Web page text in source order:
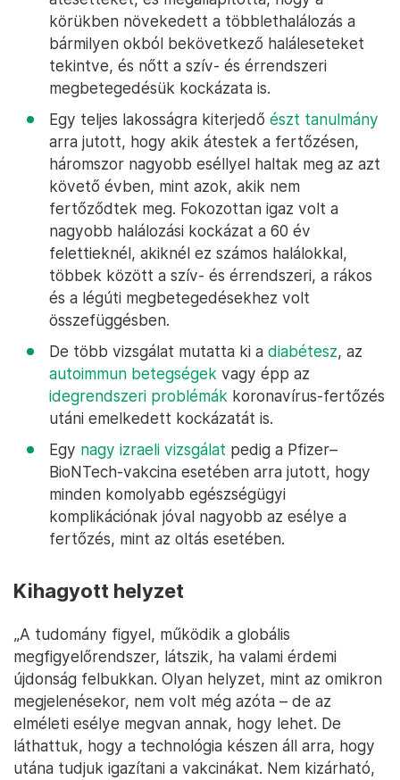
körükben növekedett a többlethalálozás a
bármilyen okból bekövetkező haláleseteket
tekintve, és nőtt a szív- és érrendszeri
megbetegedésük kockázata is.
Egy teljes lakosságra kiterjedő észt tanulmány
arra jutott, hogy akik átestek a fertőzésen,
háromszor nagyobb eséllyel haltak meg az azt
követő évben, mint azok, akik nem
fertőződtek meg. Fokozottan igaz volt a
nagyobb halálozási kockázat a 60 év
felettieknél, akiknél ez számos halálokkal,
többek között a szív- és érrendszeri, a rákos
és a légúti megbetegedésekhez volt
összefüggésben.
De több vizsgálat mutatta ki a diabétesz, az
autoimmun betegségek vagy épp az
idegrendszeri problémák koronavírus-fertőzés
utáni emelkedett kockázatát is.
Egy nagy izraeli vizsgálat pedig a Pfizer–
BioNTech-vakcina esetében arra jutott, hogy
minden komolyabb egészségügyi
komplikációnak jóval nagyobb az esélye a
fertőzés, mint az oltás esetében.
Kihagyott helyzet
„A tudomány figyel, működik a globális
megfigyelőrendszer, látszik, ha valami érdemi
újdonság felbukkan. Olyan helyzet, mint az omikron
megjelenésekor, nem volt még azóta – de az
elméleti esélye megvan annak, hogy lehet. De
láthattuk, hogy a technológia készen áll arra, hogy
utána tudjuk igazítani a vakcinákat. Nem kizárható,